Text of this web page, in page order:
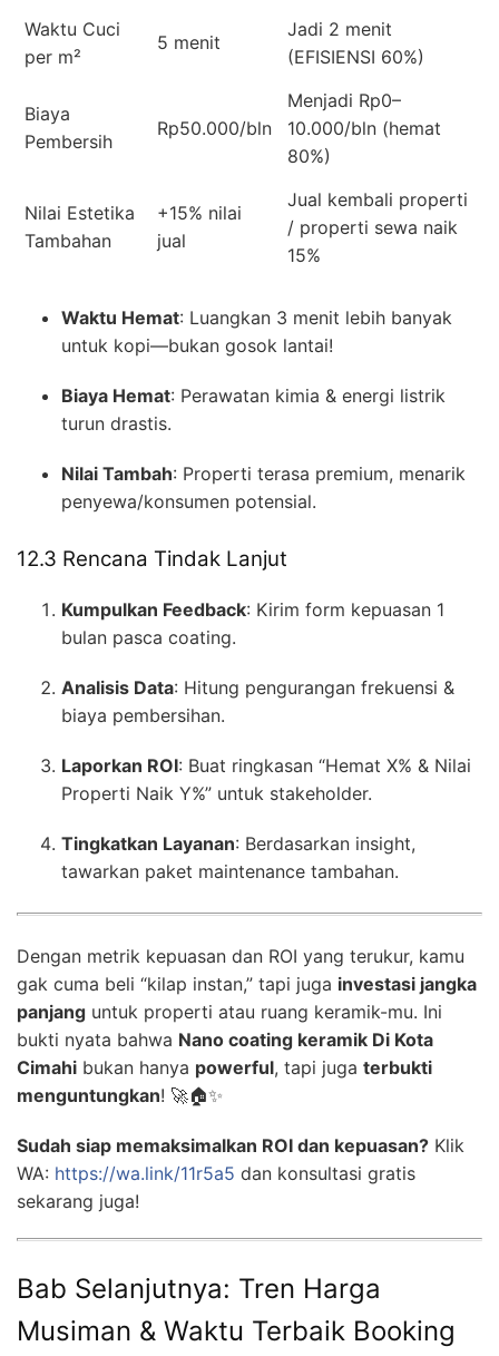
Waktu Cuci
per m²
5 menit
Jadi 2 menit
(EFISIENSI 60%)
Biaya
Pembersih
Rp50.000/bln
Menjadi Rp0–
10.000/bln (hemat
80%)
Nilai Estetika
Tambahan
+15% nilai
jual
Jual kembali properti
/ properti sewa naik
15%
Waktu Hemat: Luangkan 3 menit lebih banyak
untuk kopi—bukan gosok lantai!
Biaya Hemat: Perawatan kimia & energi listrik
turun drastis.
Nilai Tambah: Properti terasa premium, menarik
penyewa/konsumen potensial.
12.3 Rencana Tindak Lanjut
Kumpulkan Feedback: Kirim form kepuasan 1
bulan pasca coating.
Analisis Data: Hitung pengurangan frekuensi &
biaya pembersihan.
Laporkan ROI: Buat ringkasan “Hemat X% & Nilai
Properti Naik Y%” untuk stakeholder.
Tingkatkan Layanan: Berdasarkan insight,
tawarkan paket maintenance tambahan.
Dengan metrik kepuasan dan ROI yang terukur, kamu
gak cuma beli “kilap instan,” tapi juga investasi jangka
panjang untuk properti atau ruang keramik-mu. Ini
bukti nyata bahwa Nano coating keramik Di Kota
Cimahi bukan hanya powerful, tapi juga terbukti
menguntungkan! 🚀🏠✨
Sudah siap memaksimalkan ROI dan kepuasan? Klik
WA: https://wa.link/11r5a5 dan konsultasi gratis
sekarang juga!
Bab Selanjutnya: Tren Harga
Musiman & Waktu Terbaik Booking